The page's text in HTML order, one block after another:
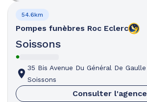
Pompes funèbres Roc Eclerc
Soissons
54.6km
35 Bis Avenue Du Général De Gaulle
Soissons
Consulter l'agence